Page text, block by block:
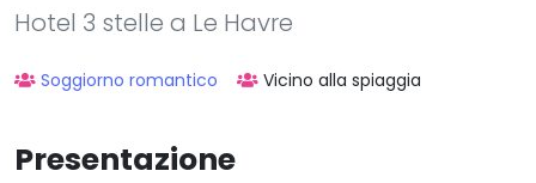
Hotel 3 stelle a Le Havre
Soggiorno romantico Vicino alla spiaggia
Presentazione